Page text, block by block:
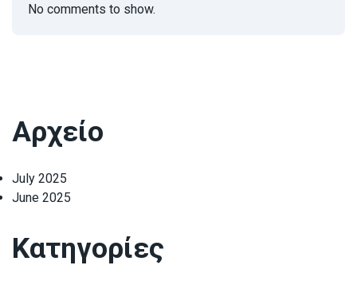
No comments to show.
Αρχείο
July 2025
June 2025
Κατηγορίες